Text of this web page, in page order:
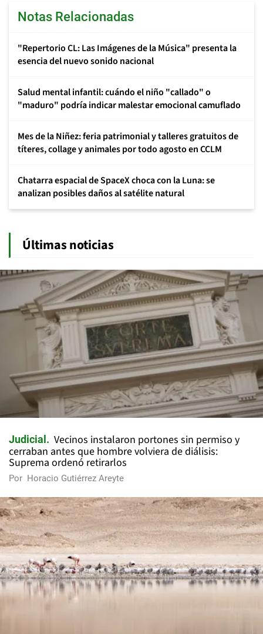
Notas Relacionadas
"Repertorio CL: Las Imágenes de la Música" presenta la
esencia del nuevo sonido nacional
Salud mental infantil: cuándo el niño "callado" o
"maduro" podría indicar malestar emocional camuflado
Mes de la Niñez: feria patrimonial y talleres gratuitos de
títeres, collage y animales por todo agosto en CCLM
Chatarra espacial de SpaceX choca con la Luna: se
analizan posibles daños al satélite natural
Últimas noticias
Judicial
Vecinos instalaron portones sin permiso y
cerraban antes que hombre volviera de diálisis:
Suprema ordenó retirarlos
Por Horacio Gutiérrez Areyte